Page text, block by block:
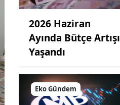
2026 Haziran
Ayında Bütçe Artışı
Yaşandı
Eko Gündem